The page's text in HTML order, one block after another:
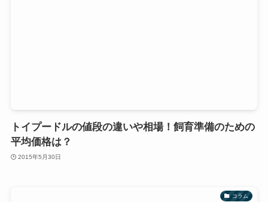
トイプードルの値段の違いや相場！飼育準備のための
平均価格は？
2015年5月30日
コラム